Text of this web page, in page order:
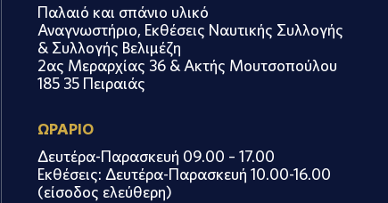
Παλαιό και σπάνιο υλικό
Αναγνωστήριο, Εκθέσεις Ναυτικής Συλλογής
& Συλλογής Βελιμέζη
2ας Μεραρχίας 36 & Ακτής Μουτσοπούλου
185 35 Πειραιάς
ΩΡΑΡΙΟ
Δευτέρα-Παρασκευή 09.00 – 17.00
Εκθέσεις: Δευτέρα-Παρασκευή 10.00-16.00
(είσοδος ελεύθερη)